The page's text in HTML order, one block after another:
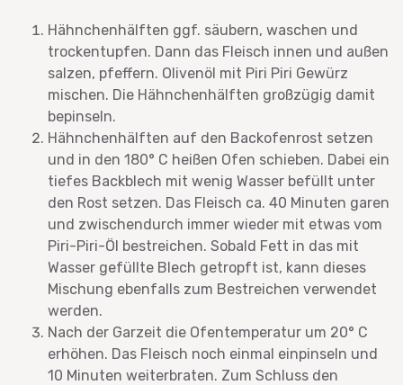
Hähnchenhälften ggf. säubern, waschen und
trockentupfen. Dann das Fleisch innen und außen
salzen, pfeffern. Olivenöl mit Piri Piri Gewürz
mischen. Die Hähnchenhälften großzügig damit
bepinseln.
Hähnchenhälften auf den Backofenrost setzen
und in den 180° C heißen Ofen schieben. Dabei ein
tiefes Backblech mit wenig Wasser befüllt unter
den Rost setzen. Das Fleisch ca. 40 Minuten garen
und zwischendurch immer wieder mit etwas vom
Piri-Piri-Öl bestreichen. Sobald Fett in das mit
Wasser gefüllte Blech getropft ist, kann dieses
Mischung ebenfalls zum Bestreichen verwendet
werden.
Nach der Garzeit die Ofentemperatur um 20° C
erhöhen. Das Fleisch noch einmal einpinseln und
10 Minuten weiterbraten. Zum Schluss den